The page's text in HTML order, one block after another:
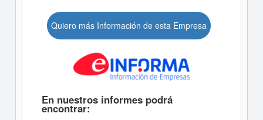
Quiero más Información de esta Empresa
En nuestros informes podrá
encontrar: